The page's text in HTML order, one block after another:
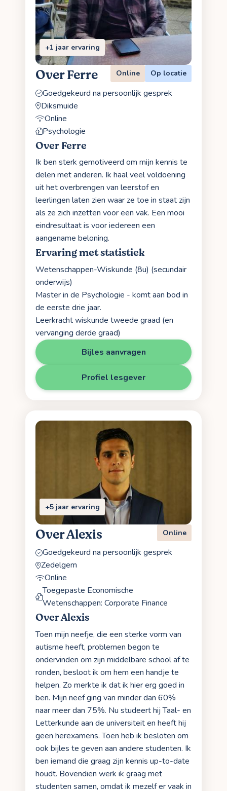
+1 jaar ervaring
Over Ferre Online Op locatie
Goedgekeurd na persoonlijk gesprek
Diksmuide
Online
Psychologie
Over Ferre
Ik ben sterk gemotiveerd om mijn kennis te
delen met anderen. Ik haal veel voldoening
uit het overbrengen van leerstof en
leerlingen laten zien waar ze toe in staat zijn
als ze zich inzetten voor een vak. Een mooi
eindresultaat is voor iedereen een
aangename beloning.
Ervaring met statistiek
Wetenschappen-Wiskunde (8u) (secundair
onderwijs)
Master in de Psychologie - komt aan bod in
de eerste drie jaar.
Leerkracht wiskunde tweede graad (en
vervanging derde graad)
Bijles aanvragen
Profiel lesgever
+5 jaar ervaring
Over Alexis Online
Goedgekeurd na persoonlijk gesprek
Zedelgem
Online
Toegepaste Economische
Wetenschappen: Corporate Finance
Over Alexis
Toen mijn neefje, die een sterke vorm van
autisme heeft, problemen begon te
ondervinden om zijn middelbare school af te
ronden, besloot ik om hem een handje te
helpen. Zo merkte ik dat ik hier erg goed in
ben. Mijn neef ging van minder dan 60%
naar meer dan 75%. Nu studeert hij Taal- en
Letterkunde aan de universiteit en heeft hij
geen herexamens. Toen heb ik besloten om
ook bijles te geven aan andere studenten. Ik
ben iemand die graag zijn kennis up-to-date
houdt. Bovendien werk ik graag met
studenten samen, omdat ik mezelf er vaak in